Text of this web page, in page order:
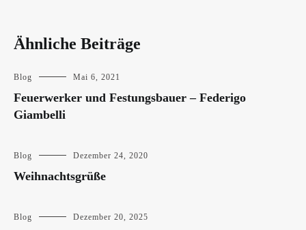
Ähnliche Beiträge
Blog Mai 6, 2021
Feuerwerker und Festungsbauer – Federigo
Giambelli
Blog Dezember 24, 2020
Weihnachtsgrüße
Blog Dezember 20, 2025